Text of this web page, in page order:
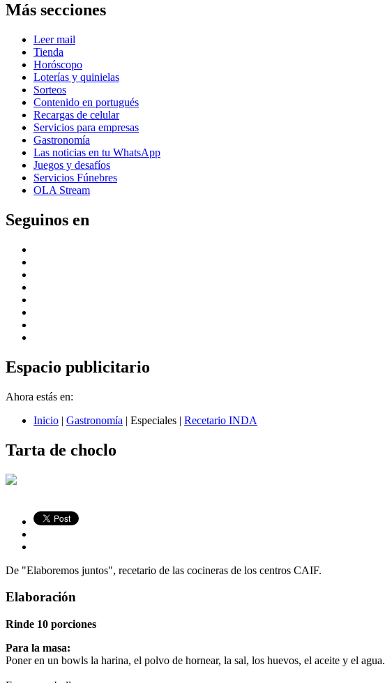
Más secciones
Leer mail
Tienda
Horóscopo
Loterías y quinielas
Sorteos
Contenido en portugués
Recargas de celular
Servicios para empresas
Gastronomía
Las noticias en tu WhatsApp
Juegos y desafíos
Servicios Fúnebres
OLA Stream
Seguinos en
Espacio publicitario
Ahora estás en:
Inicio | Gastronomía | Especiales | Recetario INDA
Tarta de choclo
De "Elaboremos juntos", recetario de las cocineras de los centros CAIF.
Elaboración
Rinde 10 porciones
Para la masa:
Poner en un bowls la harina, el polvo de hornear, la sal, los huevos, el aceite y el agua.